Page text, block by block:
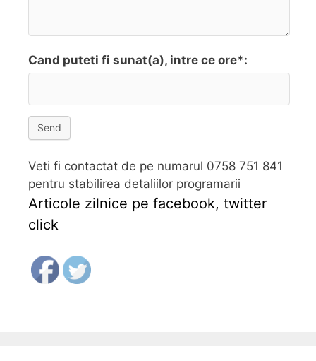
Cand puteti fi sunat(a), intre ce ore*:
Send
Veti fi contactat de pe numarul 0758 751 841
pentru stabilirea detaliilor programarii
Articole zilnice pe facebook, twitter
click